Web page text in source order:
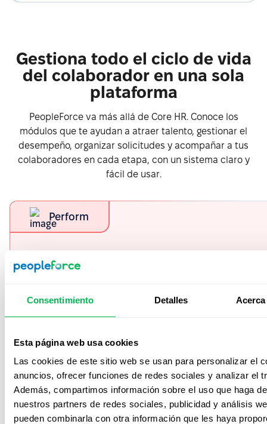
Consentimiento Detalles
Esta página web usa cookies
Las cookies de este sitio web se usan para personalizar el
anuncios, ofrecer funciones de redes sociales y analizar el
Además, compartimos información sobre el uso que haga
nuestros partners de redes sociales, publicidad y análisis
pueden combinarla con otra información que les haya
Gestiona todo el ciclo de vida
del colaborador en una sola
plataforma
PeopleForce va más allá de Core HR. Conoce los
módulos que te ayudan a atraer talento, gestionar el
desempeño, organizar solicitudes y acompañar a tus
colaboradores en cada etapa, con un sistema claro y
fácil de usar.
Perform
Haz seguimiento de OKR y KPI, realiza evaluaciones
tus 1:1 en impacto, todo en un solo lugar.
Más información
Recruit